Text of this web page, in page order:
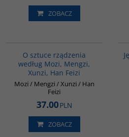
ZOBACZ
O sztuce rządzenia
według Mozi, Mengzi,
Xunzi, Han Feizi
Mozi / Mengzi / Xunzi / Han
Feizi
37.00PLN
ZOBACZ